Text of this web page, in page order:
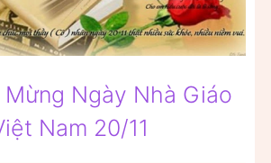
Ngày Nhà Giáo
Nam 20/11